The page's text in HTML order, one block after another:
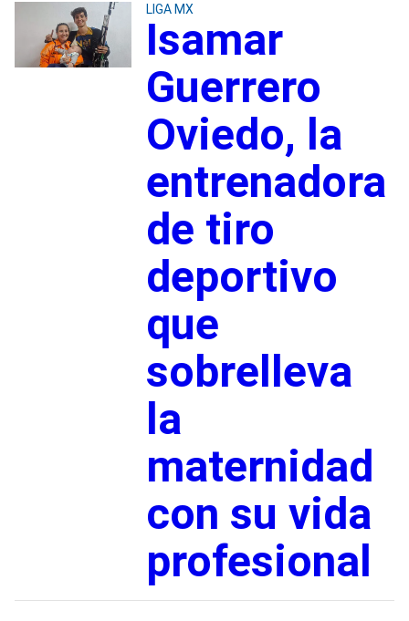
LIGA MX
Isamar
Guerrero
Oviedo, la
entrenadora
de tiro
deportivo
que
sobrelleva
la
maternidad
con su vida
profesional